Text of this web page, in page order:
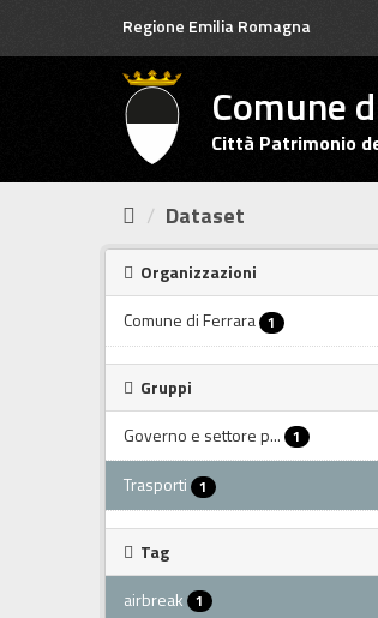
Regione Emilia Romagna
Comune
Città Patrimonio
Dataset
Organizzazioni
Comune di Ferrara 1
Gruppi
Governo e settore p... 1
Trasporti 1
Tag
airbreak 1